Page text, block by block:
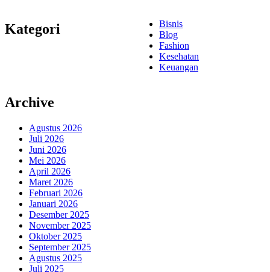
Kategori
Bisnis
Blog
Fashion
Kesehatan
Keuangan
Archive
Agustus 2026
Juli 2026
Juni 2026
Mei 2026
April 2026
Maret 2026
Februari 2026
Januari 2026
Desember 2025
November 2025
Oktober 2025
September 2025
Agustus 2025
Juli 2025